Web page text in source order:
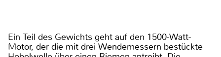
Ein Teil des Gewichts geht auf den 1500-Watt-
Motor, der die mit drei Wendemessern bestückte